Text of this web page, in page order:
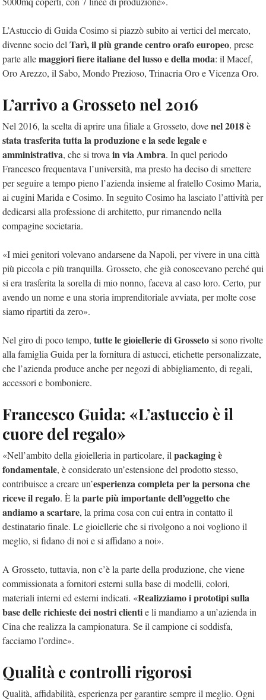
L’Astuccio di Guida Cosimo si piazzò subito ai vertici del mercato,
divenne socio del Tarì, ilpiù grande centro orafo europeo, prese
parte allemaggiori fiere italiane del lusso e della moda: il Macef,
Oro Arezzo, il Sabo, Mondo Prezioso, Trinacria Oro e Vicenza Oro.
L’arrivo a Grosseto nel 2016
Nel 2016, la scelta di aprire una filiale a Grosseto, dovenel 2018 è
stata trasferitatutta la produzione e la sede legale e
amministrativa, che si trova in via Ambra. In quel periodo
Francesco frequentava l’università, ma presto ha deciso di smettere
per seguire a tempo pieno l’azienda insieme al fratello Cosimo Maria,
ai cugini Marida e Cosimo. In seguito Cosimo ha lasciato l’attività per
dedicarsi alla professione di architetto, pur rimanendo nella
compagine societaria.
«I miei genitori volevano andarsene da Napoli, per vivere in una città
più piccola e più tranquilla. Grosseto, che già conoscevano perché qui
si era trasferita la sorella di mio nonno, faceva al caso loro. Certo, pur
avendo un nome e una storia imprenditoriale avviata, per molte cose
siamo ripartiti da zero».
Nel giro di poco tempo, tutte le gioiellerie di Grossetosi sono rivolte
alla famiglia Guida per la fornitura di astucci, etichette personalizzate,
che l’azienda produce anche per negozi di abbigliamento, di regali,
accessori e bomboniere.
Francesco Guida: «L’astuccio è il
cuore del regalo»
«Nell’ambito della gioielleria in particolare, il packaging è
fondamentale, è considerato un’estensione del prodotto stesso,
contribuisce a creare un’esperienza completa per la persona che
riceve il regalo. È la partepiù importante dell’oggetto che
andiamo a scartare, la prima cosa con cui entra in contatto il
destinatario finale. Le gioiellerie che si rivolgono a noi vogliono il
meglio, si fidano di noi e si affidano a noi».
A Grosseto, tuttavia, non c’è la parte della produzione, che viene
commissionata a fornitori esterni sulla base di modelli, colori,
materiali interni ed esterni indicati. «Realizziamo i prototipi sulla
base delle richieste dei nostri clientie li mandiamo a un’azienda in
Cina che realizza la campionatura. Se il campione ci soddisfa,
facciamo l’ordine».
Qualità e controlli rigorosi
Qualità, affidabilità, esperienza per garantire sempre il meglio. Ogni